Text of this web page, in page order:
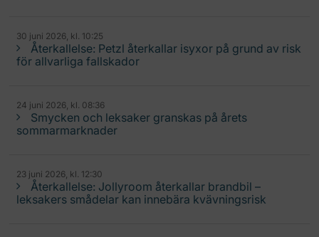
30 juni 2026, kl. 10:25
Återkallelse: Petzl återkallar isyxor på grund av risk
för allvarliga fallskador
24 juni 2026, kl. 08:36
Smycken och leksaker granskas på årets
sommarmarknader
23 juni 2026, kl. 12:30
Återkallelse: Jollyroom återkallar brandbil –
leksakers smådelar kan innebära kvävningsrisk